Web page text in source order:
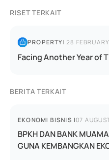
RISET TERKAIT
PROPERTY|28
Facing Another Year of
BERITA TERKAIT
EKONOMI BISNIS |07
BPKH DAN BANK
GUNA KEMBANGKAN